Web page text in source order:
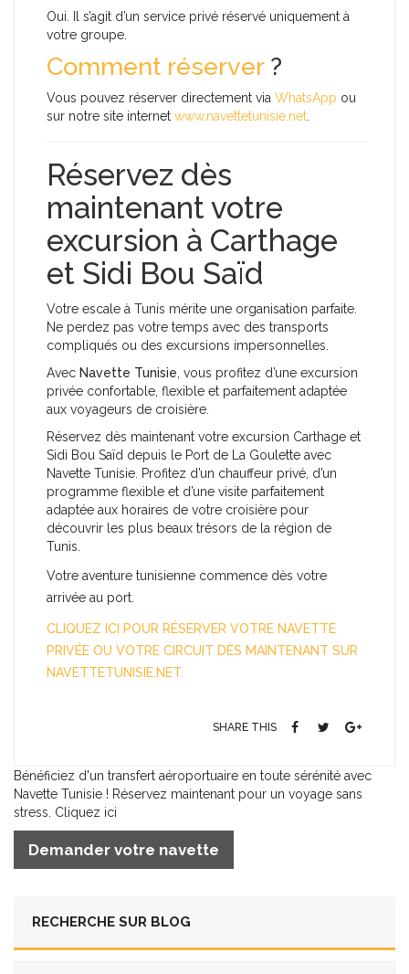
Oui. Il s’agit d’un service privé réservé uniquement à
votre groupe.
Comment réserver?
Vous pouvez réserver directement via WhatsApp ou
sur notre site internet www.navettetunisie.net
Réservez dès
maintenant votre
excursion à Carthage
et Sidi Bou Saïd
Votre escale à Tunis mérite une organisation parfaite.
Ne perdez pas votre temps avec des transports
compliqués ou des excursions impersonnelles.
Avec Navette Tunisie , vous profitez d’une excursion
privée confortable, flexible et parfaitement adaptée
aux voyageurs de croisière.
Réservez dès maintenant votre excursion Carthage et
Sidi Bou Saïd depuis le Port de La Goulette avec
Navette Tunisie. Profitez d’un chauffeur privé, d’un
programme flexible et d’une visite parfaitement
adaptée aux horaires de votre croisière pour
découvrir les plus beaux trésors de la région de
Tunis.
Votre aventure tunisienne commence dès votre
arrivée au port.
CLIQUEZ ICI POUR RÉSERVER VOTRE NAVETTE
PRIVÉE OU VOTRE CIRCUIT DÈS MAINTENANT SUR
NAVETTETUNISIE.NET.
SHARE THIS
Bénéficiez d'un transfert aéroportuaire en toute sérénité avec
Navette Tunisie ! Réservez maintenant pour un voyage sans
stress. Cliquez ici
Demander votre navette
RECHERCHE SUR BLOG